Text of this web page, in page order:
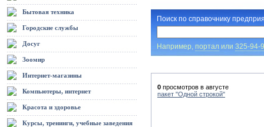
Бытовая техника
Городские службы
Досуг
Зоомир
Интернет-магазины
Компьютеры, интернет
Красота и здоровье
Курсы, тренинги, учебные заведения
Поиск по справочнику
Например, порталили 325-94-
0 просмотров в августе
пакет "Одной строкой"